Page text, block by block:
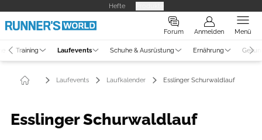
Hefte
Forum Anmelden Menü
Training Laufevents Schuhe & Ausrüstung Ernährung
Laufevents Laufkalender Esslinger Schurwaldlauf
Esslinger Schurwaldlauf